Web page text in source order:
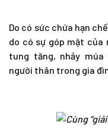
Do có sức chứa hạn
do có sự góp mặt
tung tăng, nhảy
người thân trong gia